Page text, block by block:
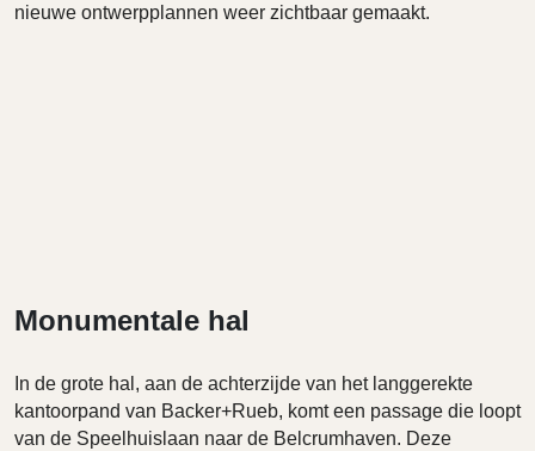
nieuwe ontwerpplannen weer zichtbaar gemaakt.
Monumentale hal
In de grote hal, aan de achterzijde van het langgerekte
kantoorpand van Backer+Rueb, komt een passage die loopt
van de Speelhuislaan naar de Belcrumhaven. Deze